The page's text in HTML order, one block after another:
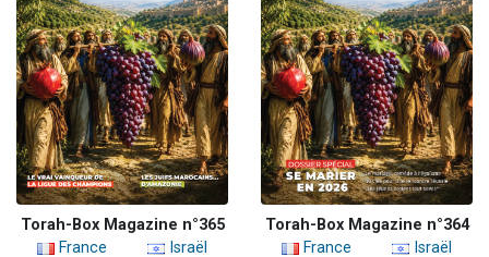
Torah-Box Magazine n°365
France
Israël
Torah-Box Magazine n°364
France
Israël